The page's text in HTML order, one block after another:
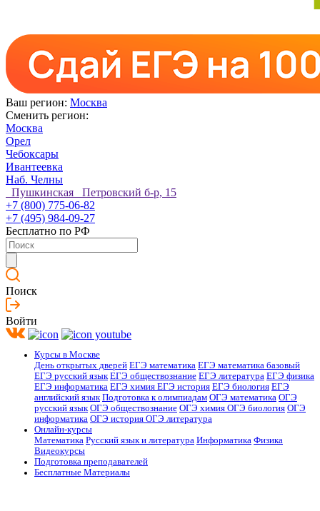
Ваш регион: Москва
Сменить регион:
Москва
Орел
Чебоксары
Ивантеевка
Наб. Челны
Пушкинская Петровский б-р, 15
+7 (800) 775-06-82
+7 (495) 984-09-27
Бесплатно по РФ
Поиск
Войти
Курсы в Москве
День открытых дверей ЕГЭ математика ЕГЭ математика базовый
ЕГЭ русский язык ЕГЭ обществознание ЕГЭ литература ЕГЭ физика
ЕГЭ информатика ЕГЭ химия ЕГЭ история ЕГЭ биология ЕГЭ
английский язык Подготовка к олимпиадам ОГЭ математика ОГЭ
русский язык ОГЭ обществознание ОГЭ химия ОГЭ биология ОГЭ
информатика ОГЭ история ОГЭ литература
Онлайн-курсы
Математика Русский язык и литература Информатика Физика
Видеокурсы
Подготовка преподавателей
Бесплатные Материалы